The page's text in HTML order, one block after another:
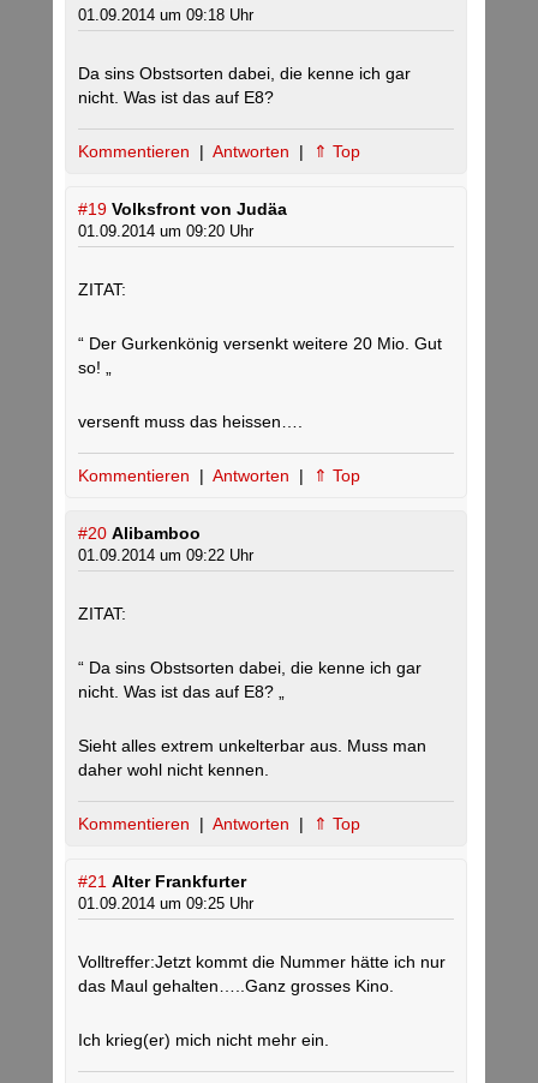
01.09.2014 um 09:18 Uhr
Da sins Obstsorten dabei, die kenne ich gar
nicht. Was ist das auf E8?
Kommentieren | Antworten | ⇑ Top
#19 Volksfront von Judäa
01.09.2014 um 09:20 Uhr
ZITAT:
“ Der Gurkenkönig versenkt weitere 20 Mio. Gut
so! „
versenft muss das heissen….
Kommentieren | Antworten | ⇑ Top
#20 Alibamboo
01.09.2014 um 09:22 Uhr
ZITAT:
“ Da sins Obstsorten dabei, die kenne ich gar
nicht. Was ist das auf E8? „
Sieht alles extrem unkelterbar aus. Muss man
daher wohl nicht kennen.
Kommentieren | Antworten | ⇑ Top
#21 Alter Frankfurter
01.09.2014 um 09:25 Uhr
Volltreffer:Jetzt kommt die Nummer hätte ich nur
das Maul gehalten…..Ganz grosses Kino.
Ich krieg(er) mich nicht mehr ein.